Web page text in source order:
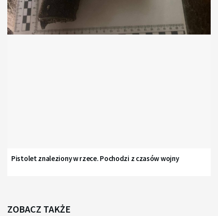
Pistolet znaleziony w rzece. Pochodzi z czasów wojny
ZOBACZ TAKŻE